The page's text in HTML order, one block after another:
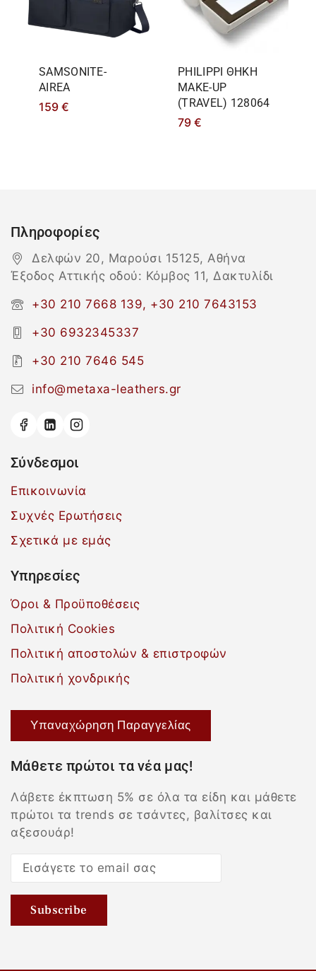
SAMSONITE-
AIREA
159 €
PHILIPPΙ ΘΗΚΗ
MAKE-UP
(TRAVEL) 128064
79 €
Πληροφορίες
Δελφών 20, Μαρούσι 15125, Αθήνα
Έξοδος Αττικής οδού: Κόμβος 11, Δακτυλίδι
+30 210 7668 139, +30 210 7643153
+30 6932345337
+30 210 7646 545
info@metaxa-leathers.gr
Σύνδεσμοι
Επικοινωνία
Συχνές Ερωτήσεις
Σχετικά με εμάς
Υπηρεσίες
Όροι & Προϋποθέσεις
Πολιτική Cookies
Πολιτική αποστολών & επιστροφών
Πολιτική χονδρικής
Υπαναχώρηση Παραγγελίας
Μάθετε πρώτοι τα νέα μας!
Λάβετε έκπτωση 5% σε όλα τα είδη και μάθετε
πρώτοι τα trends σε τσάντες, βαλίτσες και
αξεσουάρ!